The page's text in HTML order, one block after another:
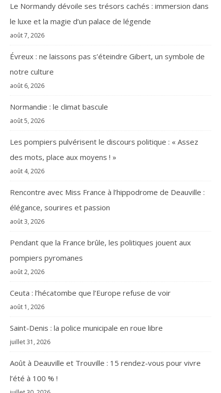
Le Normandy dévoile ses trésors cachés : immersion dans
le luxe et la magie d’un palace de légende
août 7, 2026
Évreux : ne laissons pas s’éteindre Gibert, un symbole de
notre culture
août 6, 2026
Normandie : le climat bascule
août 5, 2026
Les pompiers pulvérisent le discours politique : « Assez
des mots, place aux moyens ! »
août 4, 2026
Rencontre avec Miss France à l’hippodrome de Deauville :
élégance, sourires et passion
août 3, 2026
Pendant que la France brûle, les politiques jouent aux
pompiers pyromanes
août 2, 2026
Ceuta : l’hécatombe que l’Europe refuse de voir
août 1, 2026
Saint-Denis : la police municipale en roue libre
juillet 31, 2026
Août à Deauville et Trouville : 15 rendez-vous pour vivre
l’été à 100 % !